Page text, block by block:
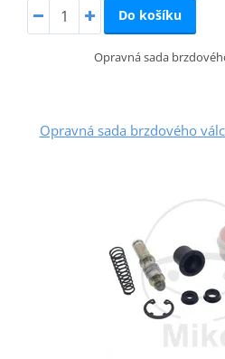
Do košíku
Opravná sada
Opravná sada brzdového